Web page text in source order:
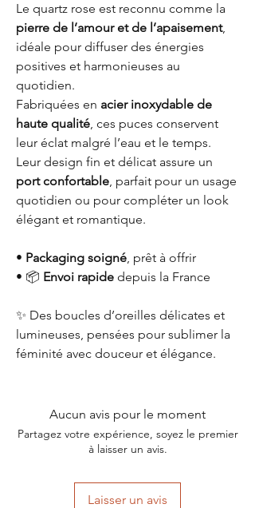
Le quartz rose est reconnu comme la
pierre de l’amour et de l’apaisement,
idéale pour diffuser des énergies
positives et harmonieuses au
quotidien.
Fabriquées en acier inoxydable de
haute qualité, ces puces conservent
leur éclat malgré l’eau et le temps.
Leur design fin et délicat assure un
port confortable, parfait pour un usage
quotidien ou pour compléter un look
élégant et romantique.
• Packaging soigné, prêt à offrir
• 📦 Envoi rapide depuis la France
✨ Des boucles d’oreilles délicates et
lumineuses, pensées pour sublimer la
féminité avec douceur et élégance.
Aucun avis pour le moment
Partagez votre expérience, soyez le premier
à laisser un avis.
Laisser un avis